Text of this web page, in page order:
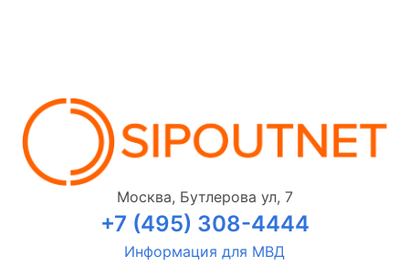
Москва, Бутлерова ул, 7
+7 (495) 308-4444
Информация для МВД